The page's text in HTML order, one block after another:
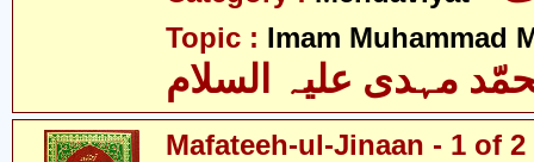
Topic : Imam Muhammad
مہدی علیہ السلام
Mafateeh-ul-Jinaan - 1 of 2